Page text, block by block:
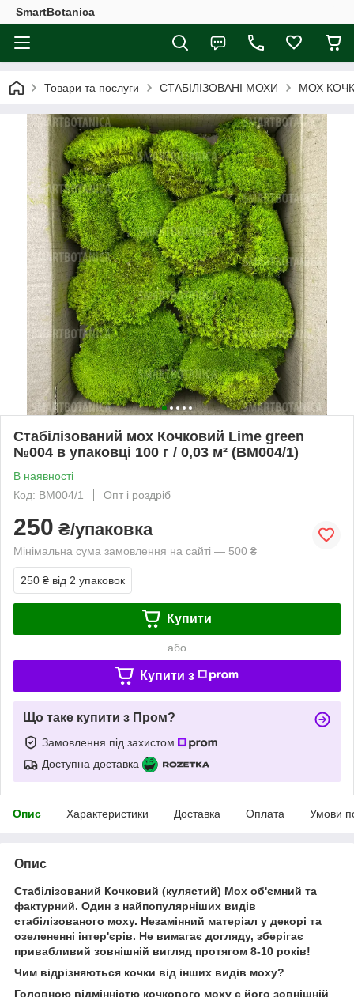
SmartBotanica
Товари та послуги СТАБІЛІЗОВАНІ МОХИ МОХ
Стабілізований мох Кочковий Lime green
№004 в упаковці 100 г / 0,03 м² (BM004/1)
В наявності
Код: BM004/1
Опт і роздріб
250 ₴/упаковка
Мінімальна сума замовлення на сайті — 500 ₴
250 ₴ від 2 упаковок
Купити
або
Купити з
Що таке купити з Пром?
Замовлення під захистом
Доступна доставка
Опис Характеристики Доставка Оплата Умови
Опис
Стабілізований Кочковий (кулястий) Мох об'ємний та
фактурний. Один з найпопулярніших видів
стабілізованого моху. Незамінний матеріал у декорі та
озелененні інтер'єрів. Не вимагає догляду, зберігає
привабливий зовнішній вигляд протягом 8-10 років!
Чим відрізняються кочки від інших видів моху?
Головною відмінністю кочкового моху є його зовнішній